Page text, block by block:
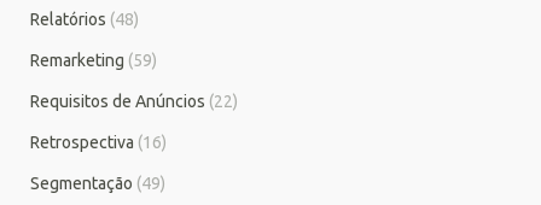
Relatórios (48)
Remarketing (59)
Requisitos de Anúncios (22)
Retrospectiva (16)
Segmentação (49)